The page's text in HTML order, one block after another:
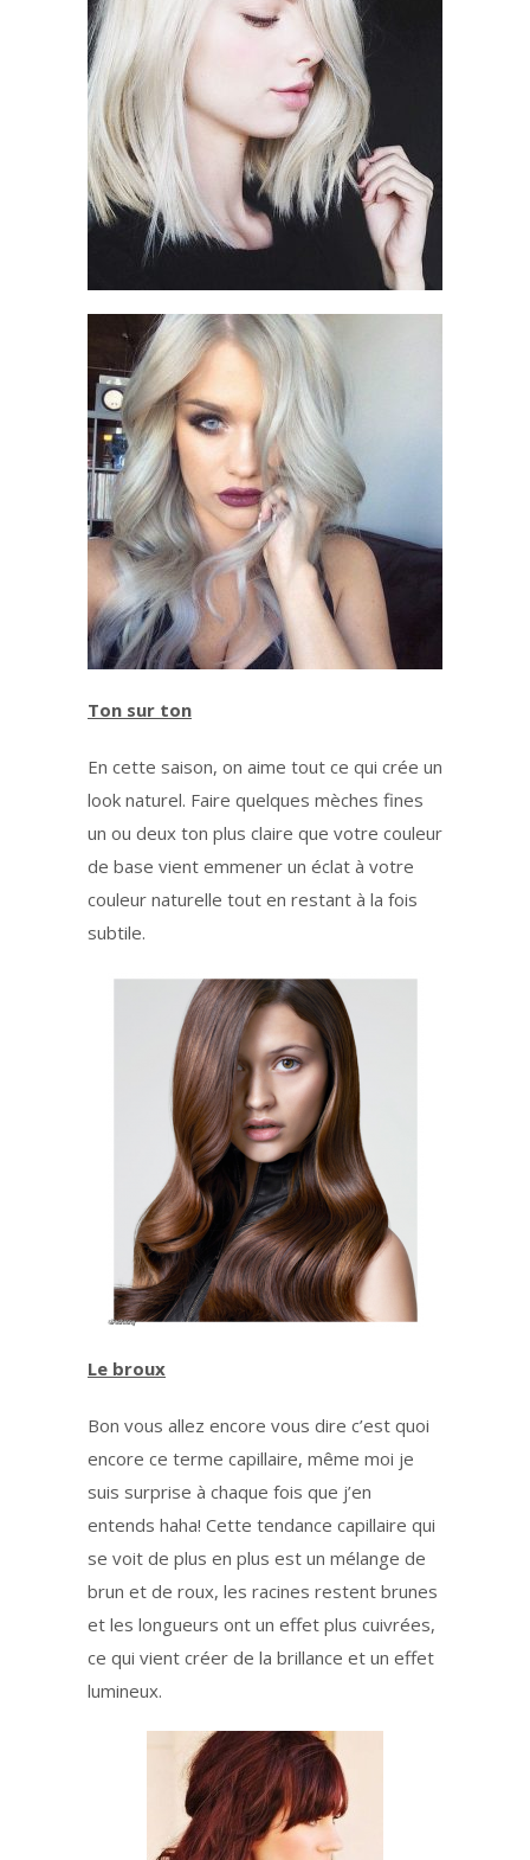
Ton sur ton
En cette saison, on aime tout ce qui crée un
look naturel. Faire quelques mèches fines
un ou deux ton plus claire que votre couleur
de base vient emmener un éclat à votre
couleur naturelle tout en restant à la fois
subtile.
Le broux
Bon vous allez encore vous dire c’est quoi
encore ce terme capillaire, même moi je
suis surprise à chaque fois que j’en
entends haha! Cette tendance capillaire qui
se voit de plus en plus est un mélange de
brun et de roux, les racines restent brunes
et les longueurs ont un effet plus cuivrées,
ce qui vient créer de la brillance et un effet
lumineux.